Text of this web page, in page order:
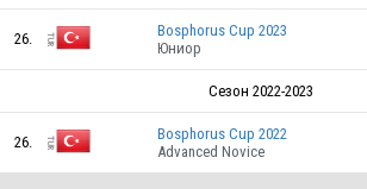
26.
Bosphorus Cup 2023
Юниор
Сезон 2022-2023
26.
Bosphorus Cup 2022
Advanced Novice